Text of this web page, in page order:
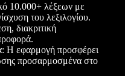
10.000+ λέξεων με
του λεξιλογίου.
διακριτική
Η εφαρμογή προσφέρει
προσαρμοσμένα στο